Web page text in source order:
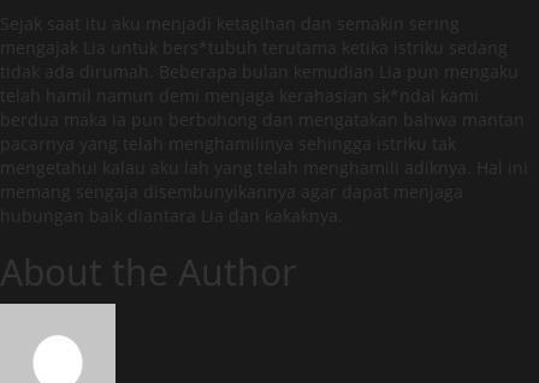
Sejak saat itu aku menjadi ketagihan dan semakin sering
mengajak Lia untuk bers*tubuh terutama ketika istriku sedang
tidak ada dirumah. Beberapa bulan kemudian Lia pun mengaku
telah hamil namun demi menjaga kerahasian sk*ndal kami
berdua maka ia pun berbohong dan mengatakan bahwa mantan
pacarnya yang telah menghamilinya sehingga istriku tak
mengetahui kalau aku lah yang telah menghamili adiknya. Hal ini
memang sengaja disembunyikannya agar dapat menjaga
hubungan baik diantara Lia dan kakaknya.
About the Author